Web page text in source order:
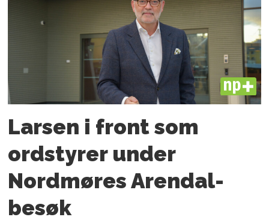
PLUS
Larsen i front som
ordstyrer under
Nordmøres Arendal-
besøk